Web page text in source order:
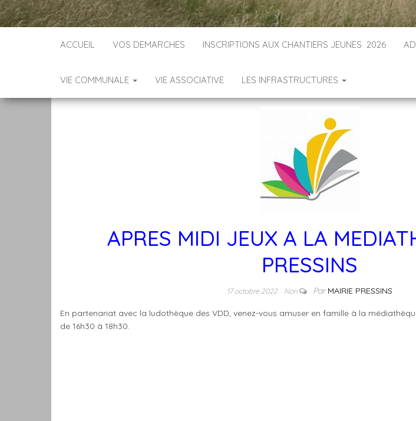
ACCUEIL VOS DEMARCHES INSCRIPTIONS AUX CHANTIERS JEUNES 2026
VIE COMMUNALE VIE ASSOCIATIVE LES INFRASTRUCTURES
APRES MIDI JEUX A LA
PRESSINS
17 octobre 2022 Non ParMAIRIE PRESSINS
En partenariat avec la ludothèque des VDD, venez-vous amuser en famille à la
de 16h30 à 18h30.